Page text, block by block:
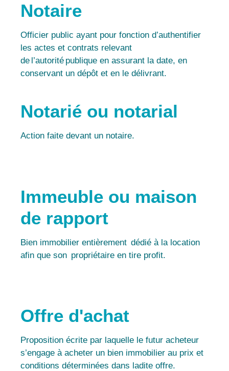
Notaire
Officier public ayant pour fonction d’authentifier
les actes et contrats relevant
de l’autorité publique en assurant la date, en
conservant un dépôt et en le délivrant.
Notarié ou notarial
Action faite devant un notaire.
Immeuble ou maison
de rapport
Bien immobilier entièrement dédié à la location
afin que son propriétaire en tire profit.
Offre d'achat
Proposition écrite par laquelle le futur acheteur
s’engage à acheter un bien immobilier au prix et
conditions déterminées dans ladite offre.